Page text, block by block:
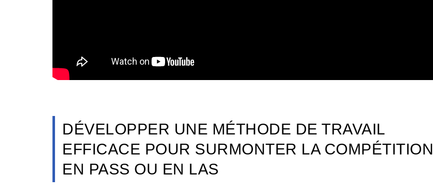
DÉVELOPPER UNE MÉTHODE DE TRAVAIL
EFFICACE POUR SURMONTER LA COMPÉTITION
EN PASS OU EN LAS